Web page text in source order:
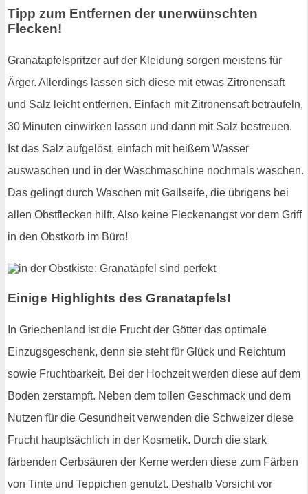
Tipp zum Entfernen der unerwünschten
Flecken!
Granatapfelspritzer auf der Kleidung sorgen meistens für
Ärger. Allerdings lassen sich diese mit etwas Zitronensaft
und Salz leicht entfernen. Einfach mit Zitronensaft beträufeln,
30 Minuten einwirken lassen und dann mit Salz bestreuen.
Ist das Salz aufgelöst, einfach mit heißem Wasser
auswaschen und in der Waschmaschine nochmals waschen.
Das gelingt durch Waschen mit Gallseife, die übrigens bei
allen Obstflecken hilft. Also keine Fleckenangst vor dem Griff
in den Obstkorb im Büro!
Einige Highlights des Granatapfels!
In Griechenland ist die Frucht der Götter das optimale
Einzugsgeschenk, denn sie steht für Glück und Reichtum
sowie Fruchtbarkeit. Bei der Hochzeit werden diese auf dem
Boden zerstampft. Neben dem tollen Geschmack und dem
Nutzen für die Gesundheit verwenden die Schweizer diese
Frucht hauptsächlich in der Kosmetik. Durch die stark
färbenden Gerbsäuren der Kerne werden diese zum Färben
von Tinte und Teppichen genutzt. Deshalb Vorsicht vor